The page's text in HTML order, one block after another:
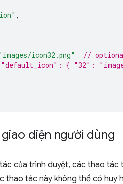
,
"images/icon32.png"
//
{ "32":
diện người dùng
của trình duyệt, các thao
thao tác này không thể có